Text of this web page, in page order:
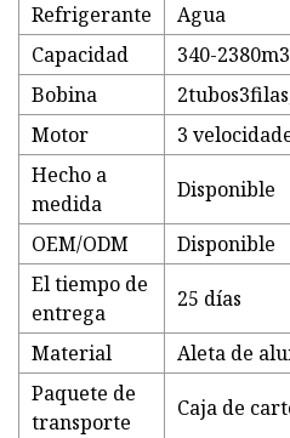
Refrigerante
Agua
Capacidad
340-
Bobina
Motor
3
Hecho a
medida
Disponible
OEM/ODM
Disponible
El tiempo de
entrega
25 días
Material
Aleta de
Paquete de
transporte
Caja de